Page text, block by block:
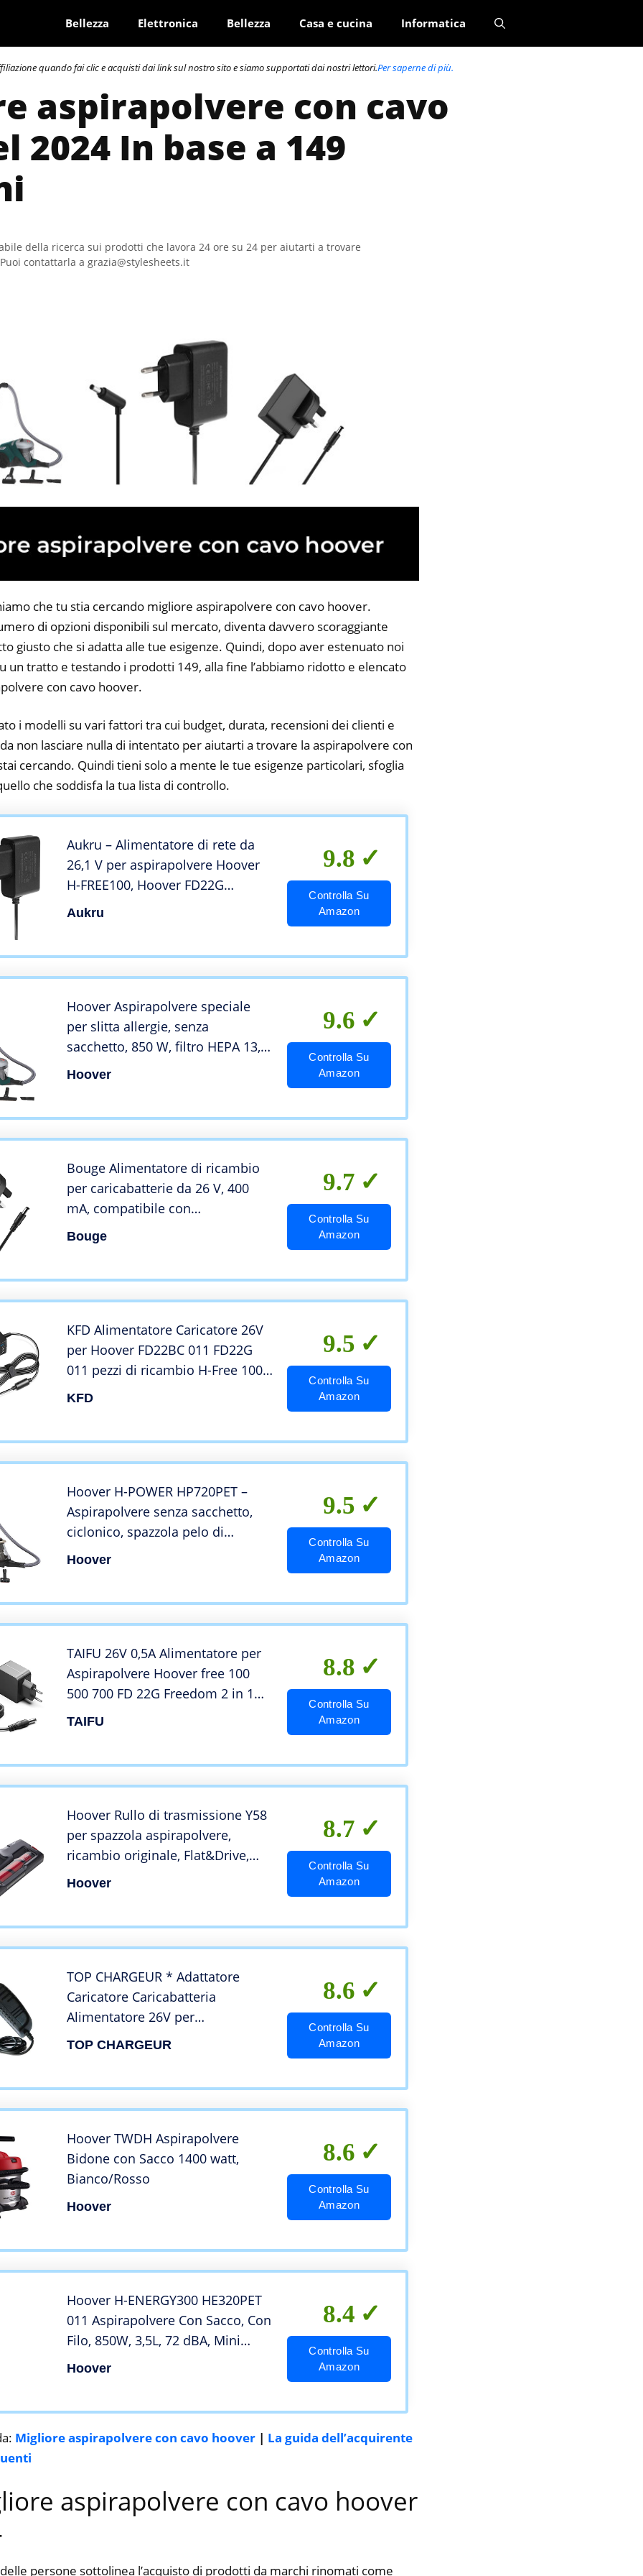
Bellezza Elettronica Bellezza Casa e cucina Informatica
quando fai clic e acquisti dai link sul nostro sito e siamo supportati dai nostri lettori.Per saperne di più.
aspirapolvere con cavo
2024 In base a 149
della ricerca sui prodotti che lavora 24 ore su 24 per aiutarti a trovare
contattarla a grazia@stylesheets.it
che tu stia cercando migliore aspirapolvere con cavo hoover.
di opzioni disponibili sul mercato, diventa davvero scoraggiante
giusto che si adatta alle tue esigenze. Quindi, dopo aver estenuato noi
un tratto e testando i prodotti 149, alla fine l’abbiamo ridotto e elencato
con cavo hoover.
i modelli su vari fattori tra cui budget, durata, recensioni dei clienti e
non lasciare nulla di intentato per aiutarti a trovare la aspirapolvere con
cercando. Quindi tieni solo a mente le tue esigenze particolari, sfoglia
che soddisfa la tua lista di controllo.
Aukru – Alimentatore di rete da
26,1 V per aspirapolvere Hoover
H-FREE100, Hoover FD22G
Freedom 2 in 1, Hoover FD22BC,
Aukru
9.8
Controlla Su
Amazon
Hoover Aspirapolvere speciale
per slitta allergie, senza
sacchetto, 850 W, filtro HEPA 13,
ciclonico, serbatoio 2L, cavo 7 m –
Hoover
9.6
Controlla Su
Amazon
Bouge Alimentatore di ricambio
per caricabatterie da 26 V, 400
mA, compatibile con
aspirapolvere Hoover 49037664,
cavo di ricarica 6.5 m, colore:
Bouge
9.7
Controlla Su
Amazon
KFD Alimentatore Caricatore 26V
per Hoover FD22BC 011 FD22G
011 pezzi di ricambio H-Free 100
HF122BAT Freedom 100 500 FD22
KFD
9.5
Controlla Su
Amazon
Hoover H-POWER HP720PET –
Aspirapolvere senza sacchetto,
ciclonico, spazzola pelo di
animale, parquet, pavimenti duri
Hoover
9.5
Controlla Su
Amazon
TAIFU 26V 0,5A Alimentatore per
Aspirapolvere Hoover free 100
500 700 FD 22G Freedom 2 in 1
Hoover FD22BC FD22BCPET
TAIFU
8.8
Controlla Su
Amazon
Hoover Rullo di trasmissione Y58
per spazzola aspirapolvere,
ricambio originale, Flat&Drive,
pulizia piastrelle e pavimenti,
Hoover
8.7
Controlla Su
Amazon
TOP CHARGEUR * Adattatore
Caricatore Caricabatteria
Alimentatore 26V per
Aspirapolvere Scopa Hoover H-
TOP CHARGEUR
8.6
Controlla Su
Amazon
Hoover TWDH Aspirapolvere
Bidone con Sacco 1400 watt,
Bianco/Rosso
Hoover
8.6
Controlla Su
Amazon
Hoover H-ENERGY300 HE320PET
011 Aspirapolvere Con Sacco, Con
Filo, 850W, 3,5L, 72 dBA, Mini
Turbo Spazzola, Filtro Epa
Hoover
8.4
Controlla Su
Amazon
Migliore aspirapolvere con cavo hoover | La guida dell’acquirente
aspirapolvere con cavo hoover
persone sottolinea l’acquisto di prodotti da marchi rinomati come